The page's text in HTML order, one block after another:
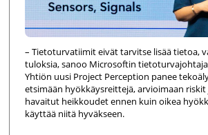
– Tietoturvatiimit eivät tarvitse lisää tietoa,
tuloksia, sanoo Microsoftin
Yhtiön uusi Project Perception panee
etsimään hyökkäysreittejä, arvioimaan riskit
havaitut heikkoudet ennen kuin oikea
käyttää niitä hyväkseen.